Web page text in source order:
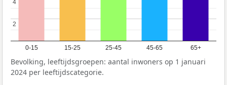
0-15 15-25 25-45 45-65 65+
2
2
4
4
Bevolking, leeftijdsgroepen: aantal inwoners op 1 januari
2024 per leeftijdscategorie.